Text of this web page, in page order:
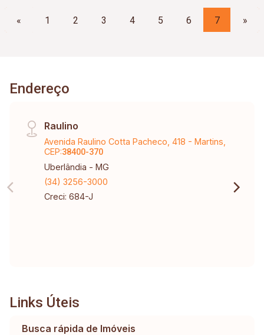
« 1 2 3 4 5 6 7 »
Endereço
Raulino
Avenida Raulino Cotta Pacheco, 418 - Martins,
CEP:38400-370
Uberlândia - MG
(34) 3256-3000
Creci: 684-J
Links Úteis
Busca rápida de Imóveis